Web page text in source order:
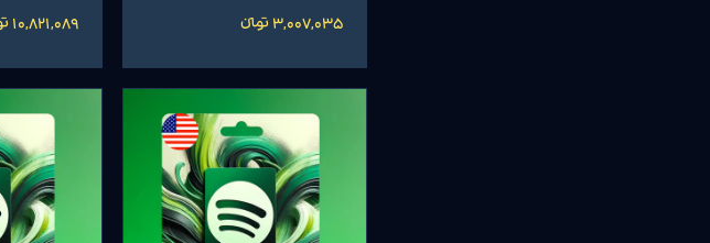
3,007,035 تومانءءء 10,821,089 تومانءءء